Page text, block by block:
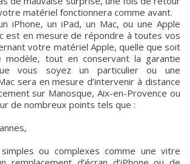
matériel fonctionnera comme avant.
iPhone, un iPad, un Mac, ou une Apple
est en mesure de répondre à toutes vos
votre matériel Apple, quelle que soit
modèle, tout en conservant la garantie
vous soyez un particulier ou une
sera en mesure d’intervenir à distance
sur Manosque, Aix-en-Provence ou
de nombreux points tels que :
ou complexes comme une vitre